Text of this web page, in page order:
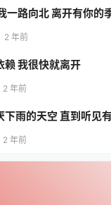
一路向北 离开有你的
2 年前
赖 我很快就离开
2 年前
下雨的天空 直到听见
2 年前